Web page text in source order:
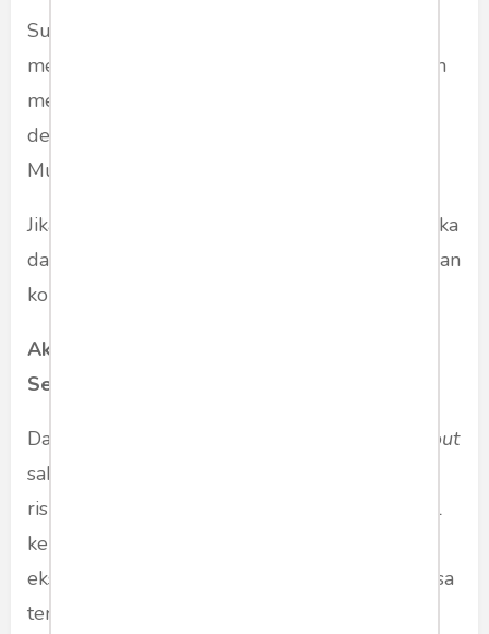
Survei Indikator Politik Indonesia (Mei 2025)
mencatat bahwa 68,3% warga Jawa Barat lebih
menyukai gaya kepemimpinan "aksi nyata dan
dekat dengan rakyat", persis karakter Dedi
Mulyadi.
Jika PDIP tidak segera menggeser narasi mereka
dari konflik ke substansi, mereka akan kehilangan
koneksi emosional dengan pemilih.
Aksi Walk Out, Strategi Melemahkan Diri
Sendiri?
Dalam konteks demokrasi representatif,
walk out
sah secara prosedural. Namun, ia bukan tanpa
risiko. Keuntungannya bisa saja memberi sinyal
keras bahwa legislatif tidak tunduk pada
eksekutif, memobilisasi basis partai yang merasa
terpinggirkan, serta menghadirkan momen